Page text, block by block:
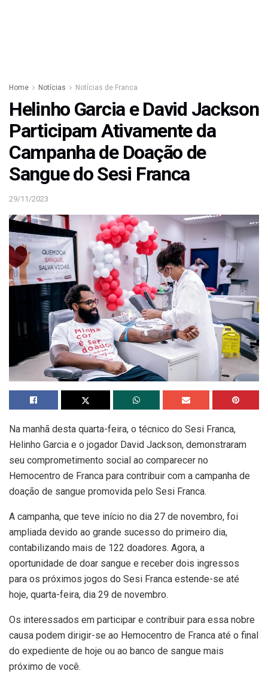
Home Notícias Notícias de Franca
Helinho Garcia e David Jackson
Participam Ativamente da
Campanha de Doação de
Sangue do Sesi Franca
29/11/2023
Na manhã desta quarta-feira, o técnico do Sesi Franca,
Helinho Garcia e o jogador David Jackson, demonstraram
seu comprometimento social ao comparecer no
Hemocentro de Franca para contribuir com a campanha de
doação de sangue promovida pelo Sesi Franca.
A campanha, que teve início no dia 27 de novembro, foi
ampliada devido ao grande sucesso do primeiro dia,
contabilizando mais de 122 doadores. Agora, a
oportunidade de doar sangue e receber dois ingressos
para os próximos jogos do Sesi Franca estende-se até
hoje, quarta-feira, dia 29 de novembro.
Os interessados em participar e contribuir para essa nobre
causa podem dirigir-se ao Hemocentro de Franca até o final
do expediente de hoje ou ao banco de sangue mais
próximo de você.